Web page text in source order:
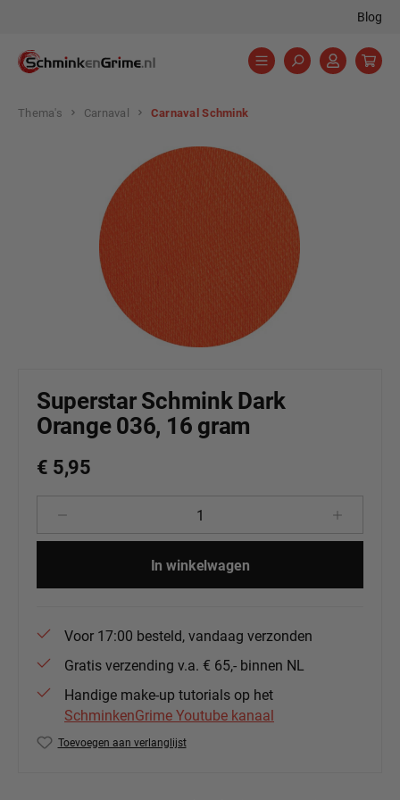
Blog
Thema's Carnaval Carnaval Schmink
Afbeeldingengalerij overslaan
Superstar Schmink Dark
Orange 036, 16 gram
€ 5,95
Producthoeveelheid: Voer de
In winkelwagen
Voor 17:00 besteld, vandaag verzonden
Gratis verzending v.a. € 65,- binnen NL
Handige make-up tutorials op het
SchminkenGrime Youtube kanaal
Toevoegen aan verlanglijst